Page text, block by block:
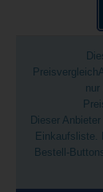
nur
Dieser
Einkaufsliste.
Bestell-